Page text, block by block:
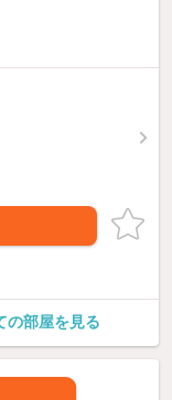
の部屋を見る